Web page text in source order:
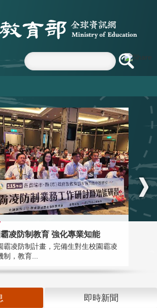
凌防制教育 強化專業知能
霸凌防制計畫，完備生對生校園霸凌
，教育...
即時新聞